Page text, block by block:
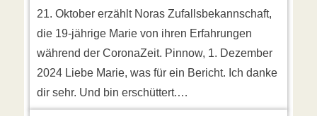
21. Oktober erzählt Noras Zufallsbekannschaft,
die 19-jährige Marie von ihren Erfahrungen
während der CoronaZeit. Pinnow, 1. Dezember
2024 Liebe Marie, was für ein Bericht. Ich danke
dir sehr. Und bin erschüttert.…